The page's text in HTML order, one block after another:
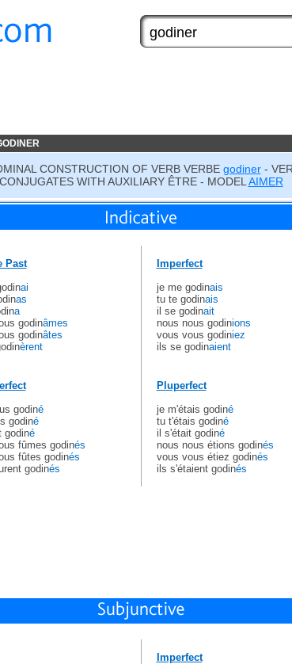
CONSTRUCTION OF VERB VERBE godiner-
CONJUGATES WITH AUXILIARY ÊTRE - MODEL AIMER
Past
ai
as
a
godinâmes
godinâtes
èrent
godiné
godiné
godiné
fûmes godinés
fûtes godinés
godinés
Imperfect
je me godinais
tu te godinais
il se godinait
nous nous godinions
vous vous godiniez
ils se godinaient
Pluperfect
je m'étais godiné
tu t'étais godiné
il s'était godiné
nous nous étions godinés
vous vous étiez godinés
ils s'étaient godinés
Imperfect